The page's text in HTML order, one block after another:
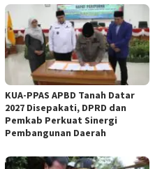
KUA-PPAS APBD Tanah Datar
2027 Disepakati, DPRD dan
Pemkab Perkuat Sinergi
Pembangunan Daerah